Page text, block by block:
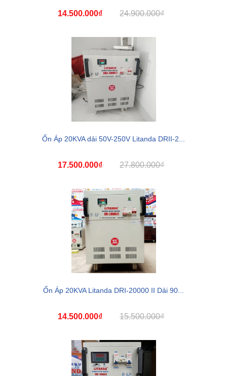
14.500.000₫ 24.900.000₫
Ổn Áp 20KVA dải 50V-250V Litanda DRII-2...
17.500.000₫ 27.800.000₫
Ổn Áp 20KVA Litanda DRI-20000 II Dải 90...
14.500.000₫ 15.500.000₫